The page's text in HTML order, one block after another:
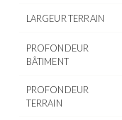
LARGEUR TERRAIN
PROFONDEUR
BÂTIMENT
PROFONDEUR
TERRAIN